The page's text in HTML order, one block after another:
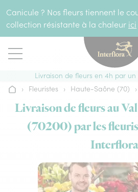
Canicule ? Nos fleurs tiennent le
collection résistante à la chaleur ici
Livraison de fleurs en 4h par
Accueil
› Fleuristes › Haute-Saône (70) ›
Livraison de fleurs au
(70200) par les
Interflora